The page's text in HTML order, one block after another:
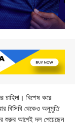
চাহিদা। বিশেষ করে
বিসিবি থেকেও অনুমুতি
শুরুর আগেই দল পেয়েছেন